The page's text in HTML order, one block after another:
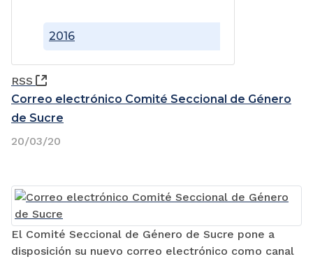
2016
RSS
(Abre una nueva ventana)
Correo electrónico Comité Seccional de Género
de Sucre
El Comité Seccional de Género de Sucre pone a
disposición su nuevo correo electrónico como canal
20/03/20